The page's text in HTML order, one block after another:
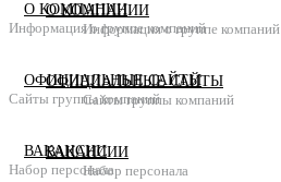
О КОМПАНИИ
Информация о группе компаний
ОФИЦИАЛЬНЫЕ САЙТЫ
Сайты группы компаний
ВАКАНСИИ
Набор персонала
О КОМПАНИИ
Информация о группе компаний
ОФИЦИАЛЬНЫЕ САЙТЫ
Сайты группы компаний
ВАКАНСИИ
Набор персонала